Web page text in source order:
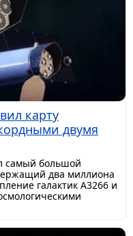
карту
двумя
самый большой
два миллиона
галактик A3266 и